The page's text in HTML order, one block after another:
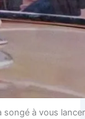
songé à vous